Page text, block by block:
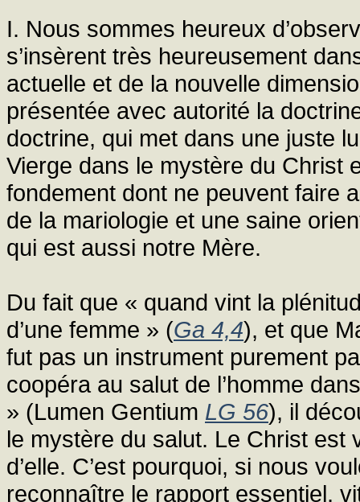
I. Nous sommes heureux
s’insèrent très heureusement
actuelle et de la nouvelle
présentée avec autorité la
doctrine, qui met dans une juste
Vierge dans le mystère du Christ
fondement dont ne peuvent faire
de la mariologie et une saine
qui est aussi notre Mère.
Du fait que « quand vint la
d’une femme » (Ga 4,4), et que
fut pas un instrument purement
coopéra au salut de l’homme
» (Lumen Gentium LG 56), il
le mystère du salut. Le Christ est
d’elle. C’est pourquoi, si nous
reconnaître le rapport essentiel,